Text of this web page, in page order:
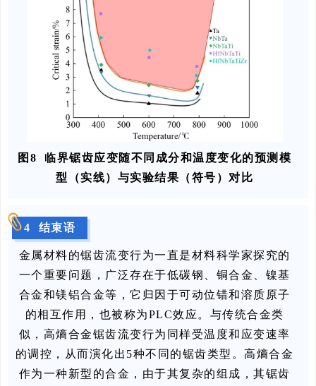
图8 临界锯齿应变随不同成分和温度变化的预测模
型（实线）与实验结果（符号）对比
4 结束语
金属材料的锯齿流变行为一直是材料科学家探究的
一个重要问题，广泛存在于低碳钢、铜合金、镍基
合金和镁铝合金等，它归因于可动位错和溶质原子
的相互作用，也被称为PLC效应。与传统合金类
似，高熵合金锯齿流变行为同样受温度和应变速率
的调控，从而演化出5种不同的锯齿类型。高熵合金
作为一种新型的合金，由于其复杂的组成，其锯齿